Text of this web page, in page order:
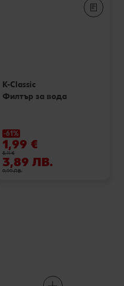
K-Classic
Филтър за вода
-61%
1,99 €
5,11 €
3,89 ЛВ.
9,99 ЛВ.